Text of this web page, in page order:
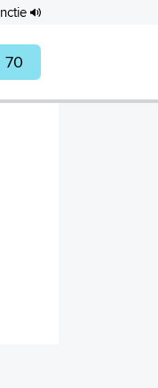
70